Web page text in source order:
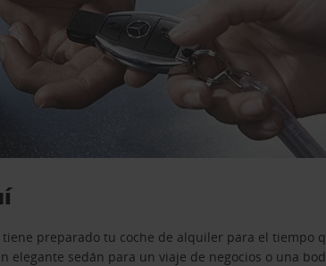
preparado tu coche de alquiler para el
elegante sedán para un viaje de negocios o una